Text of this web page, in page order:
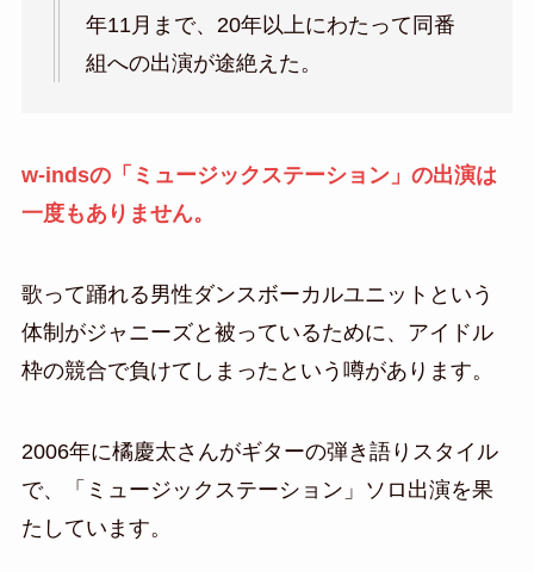
年11月まで、20年以上にわたって同番
組への出演が途絶えた。
w-indsの「ミュージックステーション」の出演は
一度もありません。
歌って踊れる男性ダンスボーカルユニットという
体制がジャニーズと被っているために、アイドル
枠の競合で負けてしまったという噂があります。
2006年に橘慶太さんがギターの弾き語りスタイル
で、「ミュージックステーション」ソロ出演を果
たしています。